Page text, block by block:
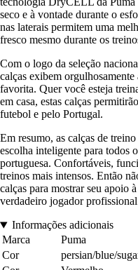
seco e à vontade durante o
nas laterais permitem uma
fresco mesmo durante os
Com o logo da seleção
calças exibem orgulhosamente
favorita. Quer você esteja
em casa, estas calças
futebol e pelo Portugal.
Em resumo, as calças de
escolha inteligente para todos
portuguesa. Confortáveis,
treinos mais intensos. Então
calças para mostrar seu apoio
verdadeiro jogador
Informações adicionais
Marca
Puma
Cor
persian/blue/